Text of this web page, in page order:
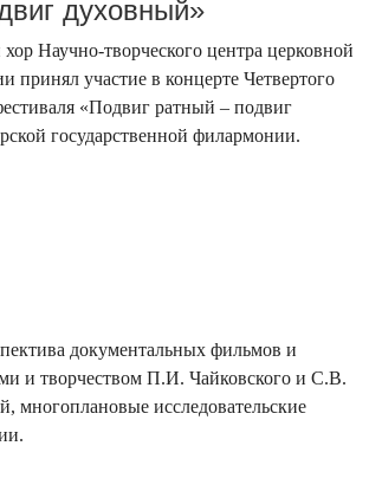
духовный»
Научно-творческого центра церковной
принял участие в концерте Четвертого
«Подвиг ратный – подвиг
государственной филармонии.
документальных фильмов и
и творчеством П.И. Чайковского и С.В.
многоплановые исследовательские